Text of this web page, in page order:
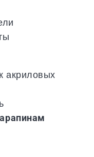
акриловых